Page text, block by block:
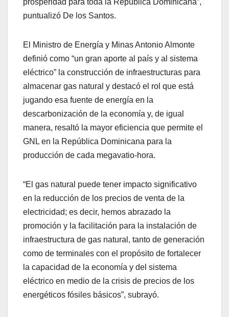
puntualizó De los Santos.
El Ministro de Energía y Minas Antonio Almonte
definió como “un gran aporte al país y al sistema
eléctrico” la construcción de infraestructuras para
almacenar gas natural y destacó el rol que está
jugando esa fuente de energía en la
descarbonización de la economía y, de igual
manera, resaltó la mayor eficiencia que permite el
GNL en la República Dominicana para la
producción de cada megavatio-hora.
“El gas natural puede tener impacto significativo
en la reducción de los precios de venta de la
electricidad; es decir, hemos abrazado la
promoción y la facilitación para la instalación de
infraestructura de gas natural, tanto de generación
como de terminales con el propósito de fortalecer
la capacidad de la economía y del sistema
eléctrico en medio de la crisis de precios de los
energéticos fósiles básicos”, subrayó.